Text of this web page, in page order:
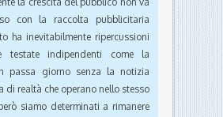
con la raccolta pubblicitaria
ha inevitabilmente ripercussioni
testate indipendenti come la
passa giorno senza la notizia
di realtà che operano nello stesso
siamo determinati a rimanere